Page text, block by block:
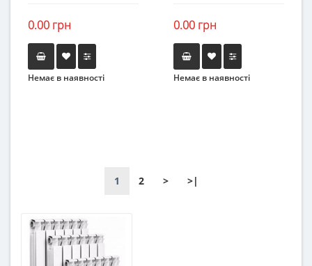
0.00 грн
Немає в наявності
0.00 грн
Немає в наявності
1 2 > >|